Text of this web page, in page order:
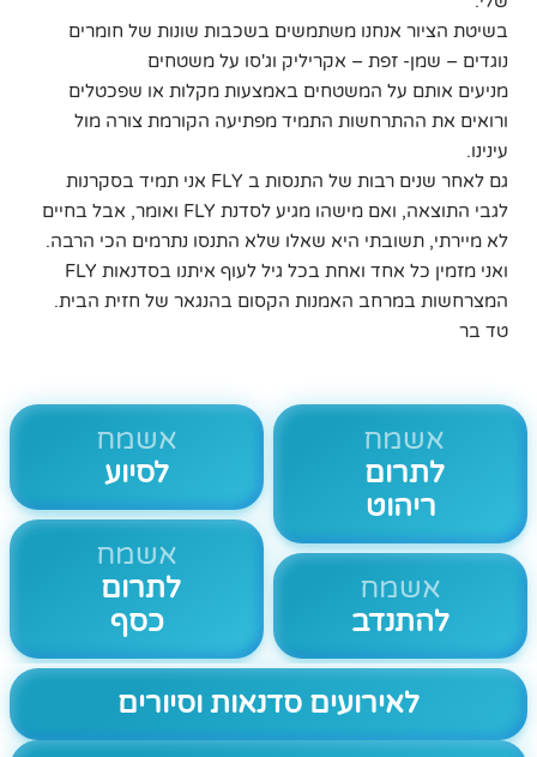
בשיטת הציור אנחנו משתמשים בשכבות שונות של חומרים
נוגדים – שמן- זפת – אקריליק וג'סו על משטחים
מניעים אותם על המשטחים באמצעות מקלות או שפכטלים
ורואים את ההתרחשות התמיד מפתיעה הקורמת צורה מול
עינינו.
גם לאחר שנים רבות של התנסות ב FLY אני תמיד בסקרנות
לגבי התוצאה, ואם מישהו מגיע לסדנת FLY ואומר, אבל בחיים
לא מיירתי, תשובתי היא שאלו שלא התנסו נתרמים הכי הרבה.
ואני מזמין כל אחד ואחת בכל גיל לעוף איתנו בסדנאות FLY
המצרחשות במרחב האמנות הקסום בהנגאר של חזית הבית.
טד בר
אשמח
לתרום
ריהוט
אשמח
להתנדב
אשמח
לסיוע
אשמח
לתרום
כסף
לאירועים סדנאות וסיורים